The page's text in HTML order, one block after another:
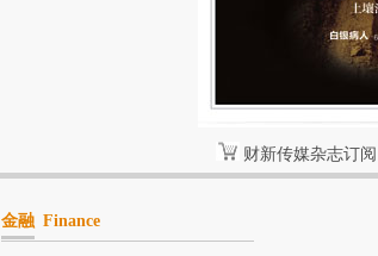
财新传媒杂志订阅
金融 Finance